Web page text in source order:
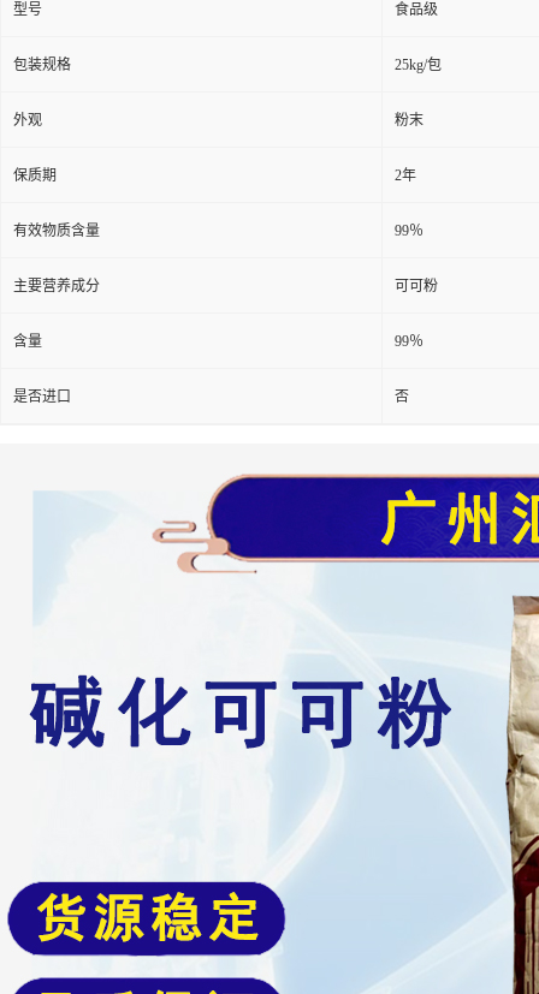
型号 食品级
包装规格 25kg/包
外观 粉末
保质期 2年
有效物质含量 99％
主要营养成分 可可粉
含量 99％
是否进口 否